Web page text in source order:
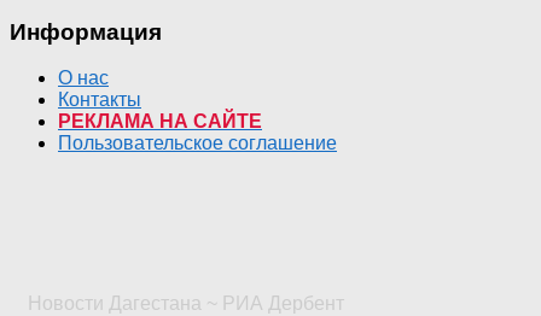
Информация
О нас
Контакты
РЕКЛАМА НА САЙТЕ
Пользовательское соглашение
Новости Дагестана ~ РИА Дербент